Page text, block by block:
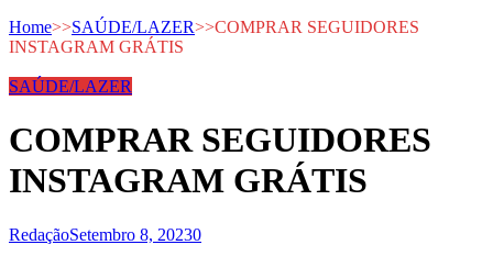
Home>>SAÚDE/LAZER>>COMPRAR SEGUIDORES
INSTAGRAM GRÁTIS
SAÚDE/LAZER
COMPRAR SEGUIDORES
INSTAGRAM GRÁTIS
RedaçãoSetembro 8, 20230